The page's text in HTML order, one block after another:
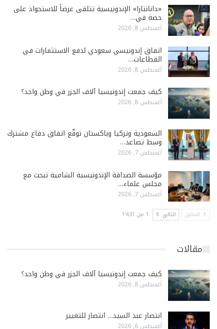
«دانانتارا» الإندونيسية تتلقى عرضاً للاستحواذ على
حصة في…
أغسطس 8, 2026
اتفاق إندونيسي سعودي لدفع الاستثمارات في
القطاعات…
أغسطس 8, 2026
كيف جمعت إندونيسيا آلاف الجزر في وطن واحد؟
أغسطس 8, 2026
السعودية وتركيا وباكستان توقّع اتفاق دفاع مشترك
وسط تصاعد…
أغسطس 7, 2026
مؤسسة الصداقة الإندونيسية الشامية تبحث مع
مجلس علماء…
أغسطس 7, 2026
السابق التالي 1 من 1٬631
مقالات
كيف جمعت إندونيسيا آلاف الجزر في وطن واحد؟
أغسطس 8, 2026
انتصار عبد السيد… انتصار للتغيير
أغسطس 6, 2026